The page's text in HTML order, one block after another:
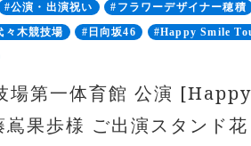
#公演・出演祝い #フラワーデザイナー穂積
々木競技場 #日向坂46
#Happy Smile
場第一体育館 公演
果歩様 ご出演スタンド花